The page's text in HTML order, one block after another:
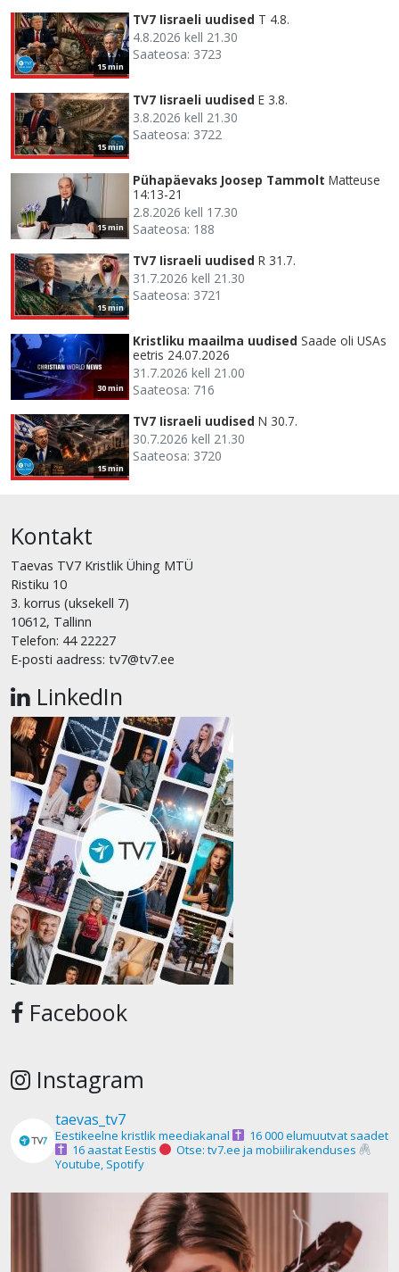
15 min
TV7 Iisraeli uudised T 4.8.
4.8.2026 kell 21.30
Saateosa: 3723
15 min
TV7 Iisraeli uudised E 3.8.
3.8.2026 kell 21.30
Saateosa: 3722
15 min
Pühapäevaks Joosep Tammolt Matteuse
14:13-21
2.8.2026 kell 17.30
Saateosa: 188
15 min
TV7 Iisraeli uudised R 31.7.
31.7.2026 kell 21.30
Saateosa: 3721
30 min
Kristliku maailma uudised Saade oli USAs
eetris 24.07.2026
31.7.2026 kell 21.00
Saateosa: 716
15 min
TV7 Iisraeli uudised N 30.7.
30.7.2026 kell 21.30
Saateosa: 3720
Kontakt
Taevas TV7 Kristlik Ühing MTÜ
Ristiku 10
3. korrus (uksekell 7)
10612, Tallinn
Telefon: 44 22227
E-posti aadress: tv7@tv7.ee
LinkedIn
Facebook
Instagram
taevas_tv7
Eestikeelne kristlik meediakanal
16 000 elumuutvat saadet
16 aastat Eestis
Otse: tv7.ee ja mobiilirakenduses
Youtube, Spotify